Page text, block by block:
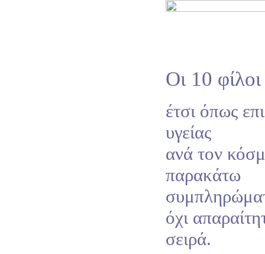
Οι 10
έτσι όπως
υγείας
ανά τον
παρακάτω
όχι
σειρά.